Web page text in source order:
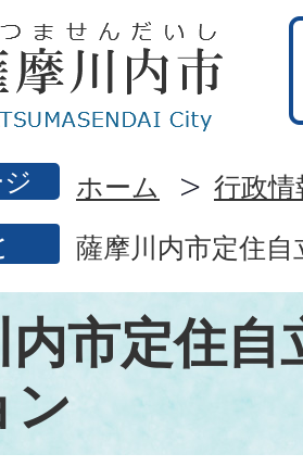
ホーム 行政情
薩摩川内市定住
市定住自
ン